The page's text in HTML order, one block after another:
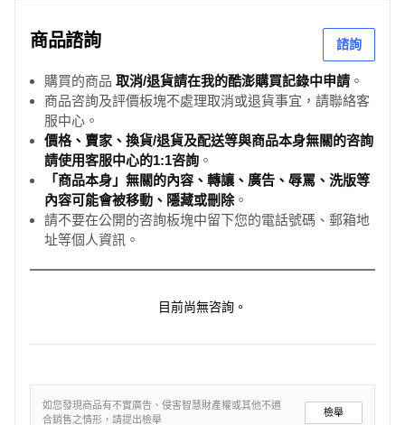
商品諮詢 諮詢
購買的商品 取消/退貨請在我的酷澎購買記錄中申請 。
商品咨詢及評價板塊不處理取消或退貨事宜，請聯絡客
服中心。
價格、賣家、換貨/退貨及配送等與商品本身無關的咨詢
請使用客服中心的1:1咨詢 。
「商品本身」無關的內容、轉讓、廣告、辱罵、洗版等
內容可能會被移動、隱藏或刪除。
請不要在公開的咨詢板塊中留下您的電話號碼、郵箱地
址等個人資訊。
目前尚無咨詢。
如您發現商品有不實廣告、侵害智慧財產權或其他不適
合銷售之情形，請提出檢舉
檢舉